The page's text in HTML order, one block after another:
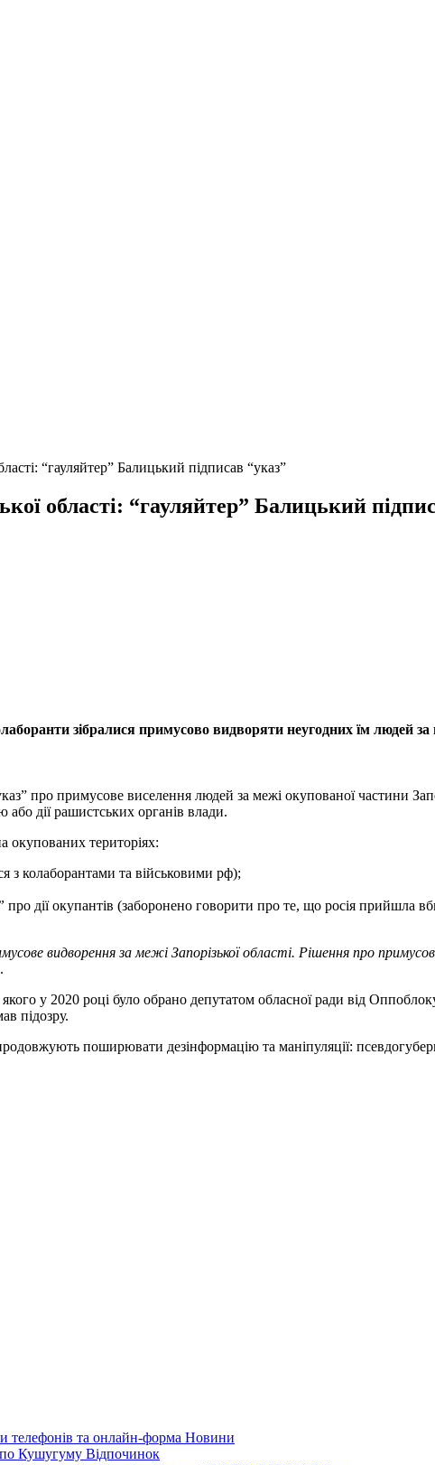
“гауляйтер” Балицький підписав “указ”
області: “гауляйтер” Балицький
зібралися примусово видворяти неугодних їм людей
про примусове виселення людей за межі окупованої частини
або дії рашистських органів влади.
окупованих територіях:
з колаборантами та військовими рф);
про дії окупантів (заборонено говорити про те, що росія прийшла
видворення за межі Запорізької області. Рішення про
у 2020 році було обрано депутатом обласної ради від
підозру.
поширювати дезінформацію та маніпуляції:
телефонів та онлайн-форма Новини
по Кушугуму Відпочинок